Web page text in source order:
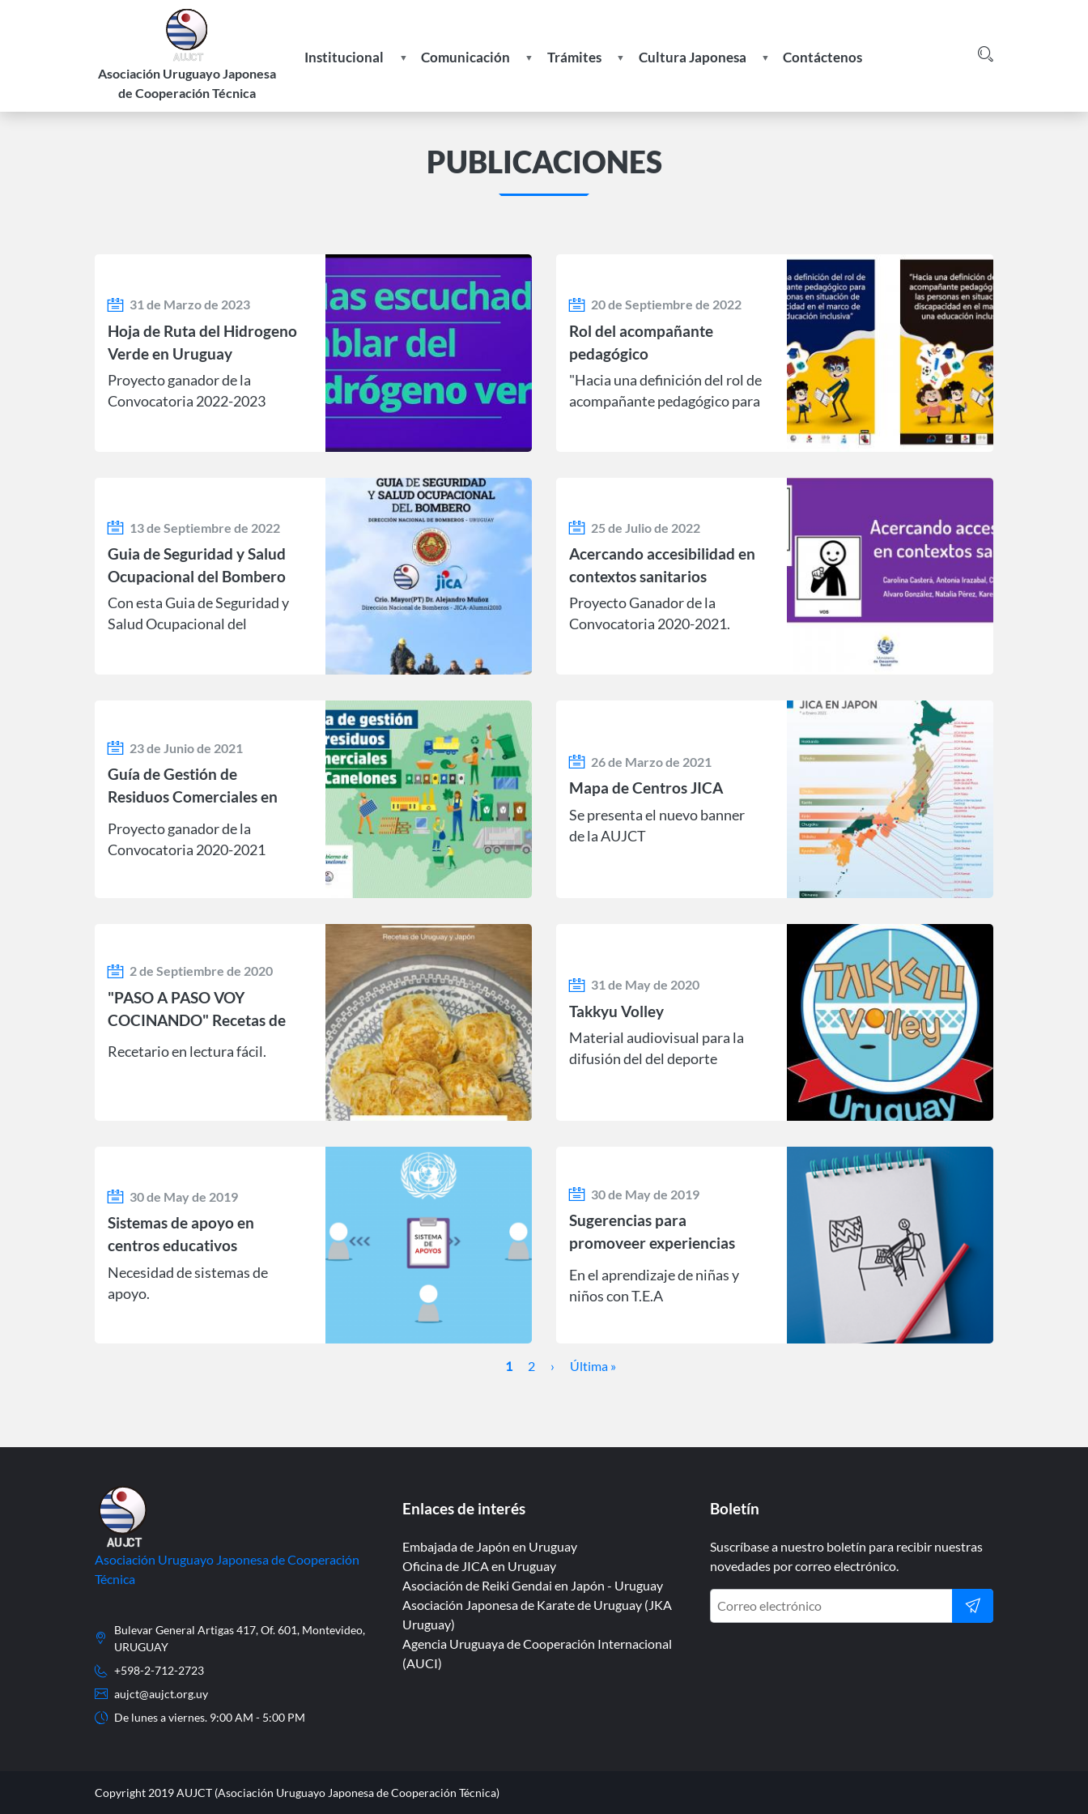
Asociación Uruguayo Japonesa
de Cooperación Técnica
Institucional
Historia
Comunicación
Noticias
Actividades
Enlaces
de
Interés
Trámites
Formulario de Solicitud de Ingreso
Datos
Cultura Japonesa
Recetas
Contáctenos
PUBLICACIONES
31 de Marzo de 2023
Hoja de Ruta del Hidrogeno
Verde en Uruguay
Proyecto ganador de la
Convocatoria 2022-2023
20 de Septiembre de 2022
Rol del acompañante
pedagógico
"Hacia una definición del rol de
acompañante pedagógico para
13 de Septiembre de 2022
Guia de Seguridad y Salud
Ocupacional del Bombero
Con esta Guia de Seguridad y
Salud Ocupacional del
25 de Julio de 2022
Acercando accesibilidad en
contextos sanitarios
Proyecto Ganador de la
Convocatoria 2020-2021.
23 de Junio de 2021
Guía de Gestión de
Residuos Comerciales en
Canelones
Proyecto ganador de la
Convocatoria 2020-2021
26 de Marzo de 2021
Mapa de Centros JICA
Se presenta el nuevo banner
de la AUJCT
2 de Septiembre de 2020
"PASO A PASO VOY
COCINANDO" Recetas de
Uruguay y Japón
Recetario en lectura fácil.
31 de May de 2020
Takkyu Volley
Material audiovisual para la
difusión del del deporte
30 de May de 2019
Sistemas de apoyo en
centros educativos
Necesidad de sistemas de
apoyo.
30 de May de 2019
Sugerencias para
promoveer experiencias
positivas
En el aprendizaje de niñas y
niños con T.E.A
Página
1 Page
2
Siguiente
›
Última
Última »
Asociación Uruguayo Japonesa de Cooperación
Técnica
Bulevar General Artigas 417, Of. 601, Montevideo,
URUGUAY
+598-2-712-2723
aujct@aujct.org.uy
De lunes a viernes. 9:00 AM - 5:00 PM
Enlaces de interés
Embajada de Japón en Uruguay
Oficina de JICA en Uruguay
Asociación de Reiki Gendai en Japón - Uruguay
Asociación Japonesa de Karate de Uruguay (JKA
Uruguay)
Agencia Uruguaya de Cooperación Internacional
(AUCI)
Boletín
Suscríbase a nuestro boletín para recibir nuestras
novedades por correo electrónico.
Copyright 2019 AUJCT (Asociación Uruguayo Japonesa de Cooperación Técnica)